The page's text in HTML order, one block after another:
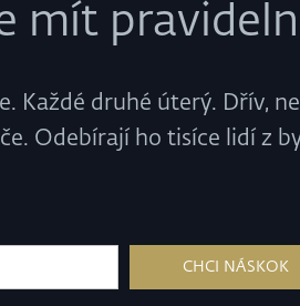
mít
Každé druhé úterý. Dřív,
Odebírají ho tisíce lidí z